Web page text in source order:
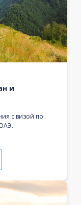
и
с визой по